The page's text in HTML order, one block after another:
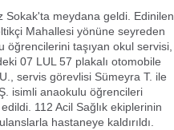
Sokak'ta meydana geldi. Edinilen
Mahallesi yönüne seyreden
taşıyan okul servisi,
07 LUL 57 plakalı otomobile
servis görevlisi Sümeyra T. ile
isimli anaokulu öğrencileri
112 Acil Sağlık ekiplerinin
hastaneye kaldırıldı.